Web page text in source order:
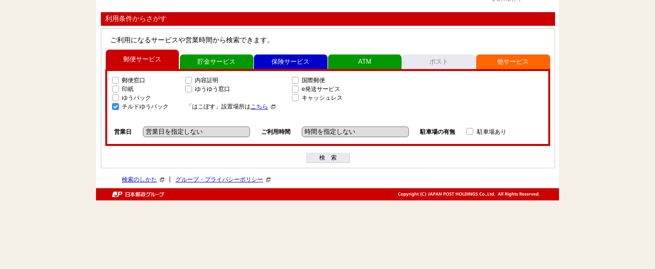
利用条件からさがす
ご利用になるサービスや営業時間から検索できます。
郵便サービス
郵便窓口
印紙
ゆうパック
チルドゆうパック
内容証明
ゆうゆう窓口
「はこぽす」設置場所はこちら
国際郵便
e発送サービス
キャッシュレス
営業日 ご利用時間 駐車場の有無 駐車場あり
貯金サービス 保険サービス ATM ポスト 他サービス
検 索
検索のしかた グループ・プライバシーポリシー